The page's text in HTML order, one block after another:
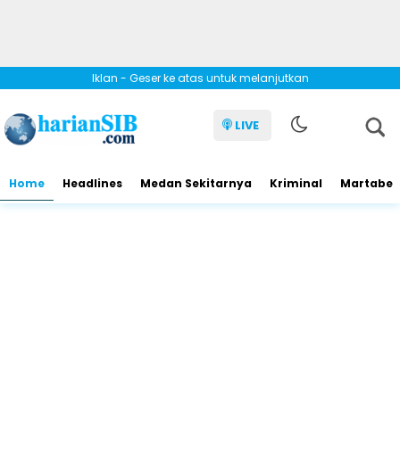
Iklan - Geser ke atas untuk melanjutkan
LIVE
Home Headlines Medan Sekitarnya Kriminal Martabe